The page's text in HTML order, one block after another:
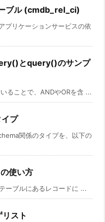
ブル (cmdb_rel_ci)
リケーションサービスの依
とquery()のサンプ
ることで、ANDやORを含 ...
プ
関係のタイプを、以下の
使い方
ーブルにあるレコードに ...
スト